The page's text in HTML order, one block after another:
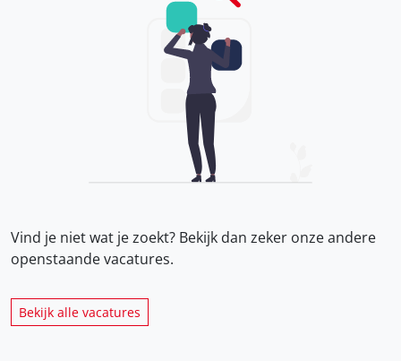
Vind je niet wat je zoekt? Bekijk dan zeker onzeandere
openstaande vacatures.
Bekijk alle vacatures